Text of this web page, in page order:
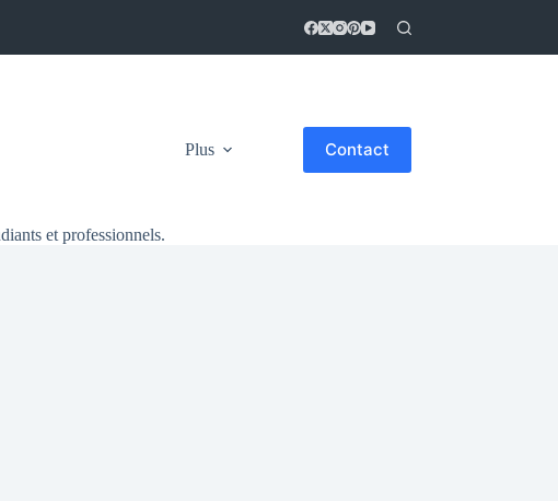
et professionnels.
Plus Contact